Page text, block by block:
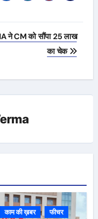
ने CM को सौंपा 25 लाख
का चेक
काम की ख़बर फीचर